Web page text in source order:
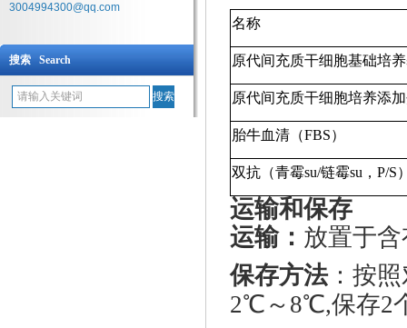
3004994300@qq.com
搜索 Search
名称
原代间充质干细胞基础培
原代间充质干细胞培养添
胎牛血清（FBS）
双抗（青霉su/链霉su ， P/S
运输和保存
运输： 放置于
保存方法：按
2℃～8℃,保存2